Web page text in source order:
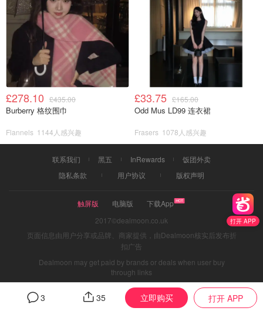
打开 APP
3 35 立即购买 打开 APP
£278.10 £435.00
Burberry 格纹围巾
Flannels 1144人感兴趣
£33.75 £165.00
Odd Mus LD99 连衣裙
Frasers 1078人感兴趣
联系我们 黑五 InRewards
饭团外卖
隐私条款
用户协议 版权声明
触屏版 电脑版
下载App
2017©dealmoon.co.uk
页面信息由用户分享或品牌、商家提供，由Dealmoon核实后发布折
扣广告
Dealmoon may get paid by brands or deals when user buy
through links